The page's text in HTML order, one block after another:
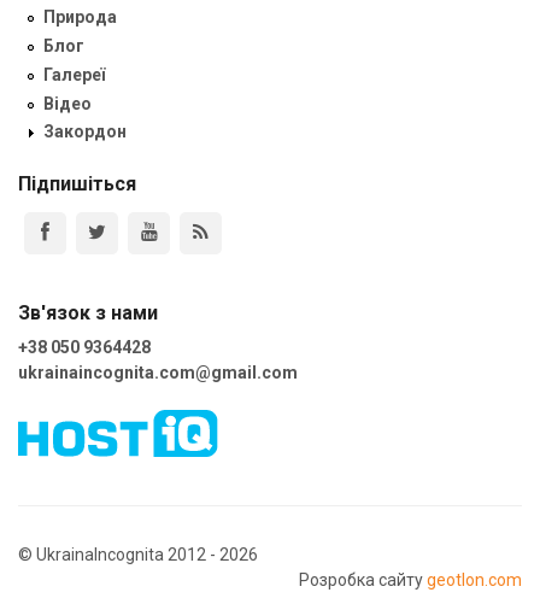
Природа
Блог
Галереї
Відео
Закордон
Підпишіться
Зв'язок з нами
+38 050 9364428
ukrainaincognita.com@gmail.com
© UkrainaIncognita 2012 - 2026
Розробка сайтуgeotlon.com